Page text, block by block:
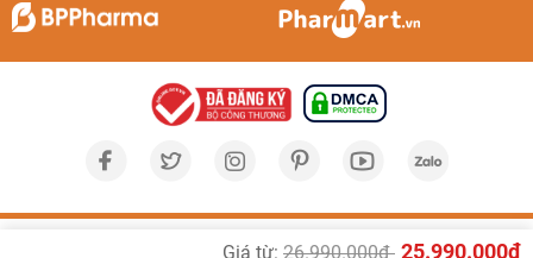
Giá từ: 26.990.000đ 25.990.000đ